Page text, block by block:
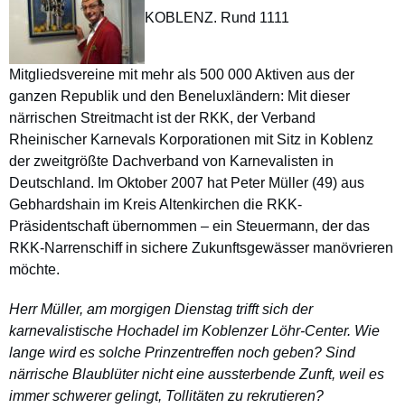
KOBLENZ. Rund 1111
Mitgliedsvereine mit mehr als 500 000 Aktiven aus der
ganzen Republik und den Beneluxländern: Mit dieser
närrischen Streitmacht ist der RKK, der Verband
Rheinischer Karnevals Korporationen mit Sitz in Koblenz
der zweitgrößte Dachverband von Karnevalisten in
Deutschland. Im Oktober 2007 hat Peter Müller (49) aus
Gebhardshain im Kreis Altenkirchen die RKK-
Präsidentschaft übernommen – ein Steuermann, der das
RKK-Narrenschiff in sichere Zukunftsgewässer manövrieren
möchte.
Herr Müller, am morgigen Dienstag trifft sich der
karnevalistische Hochadel im Koblenzer Löhr-Center. Wie
lange wird es solche Prinzentreffen noch geben? Sind
närrische Blaublüter nicht eine aussterbende Zunft, weil es
immer schwerer gelingt, Tollitäten zu rekrutieren?